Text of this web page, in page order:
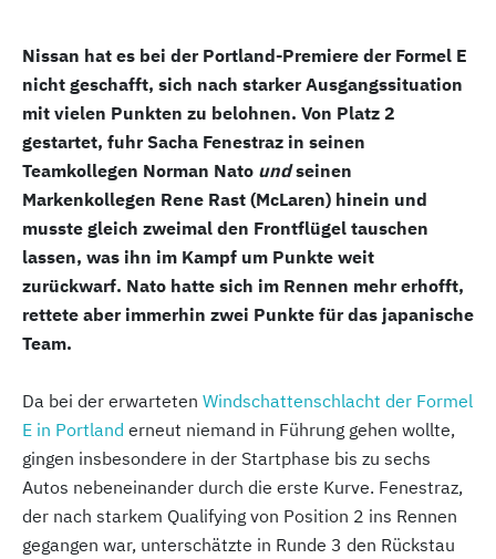
Nissan hat es bei der Portland-Premiere der Formel E
nicht geschafft, sich nach starker Ausgangssituation
mit vielen Punkten zu belohnen. Von Platz 2
gestartet, fuhr Sacha Fenestraz in seinen
Teamkollegen Norman Nato undseinen
Markenkollegen Rene Rast (McLaren) hinein und
musste gleich zweimal den Frontflügel tauschen
lassen, was ihn im Kampf um Punkte weit
zurückwarf. Nato hatte sich im Rennen mehr erhofft,
rettete aber immerhin zwei Punkte für das japanische
Team.
Da bei der erwarteten Windschattenschlacht der Formel
E in Portland erneut niemand in Führung gehen wollte,
gingen insbesondere in der Startphase bis zu sechs
Autos nebeneinander durch die erste Kurve. Fenestraz,
der nach starkem Qualifying von Position 2 ins Rennen
gegangen war, unterschätzte in Runde 3 den Rückstau